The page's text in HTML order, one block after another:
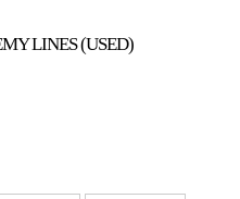
LINES (USED)